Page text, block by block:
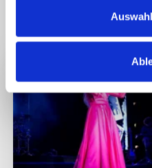
Einwohnerzahl von